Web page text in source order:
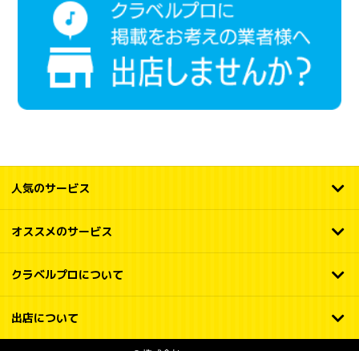
人気のサービス
オススメのサービス
クラベルプロについて
出店について